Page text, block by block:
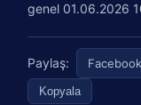
genel 01.06.2026
Paylaş: Facebook
Kopyala